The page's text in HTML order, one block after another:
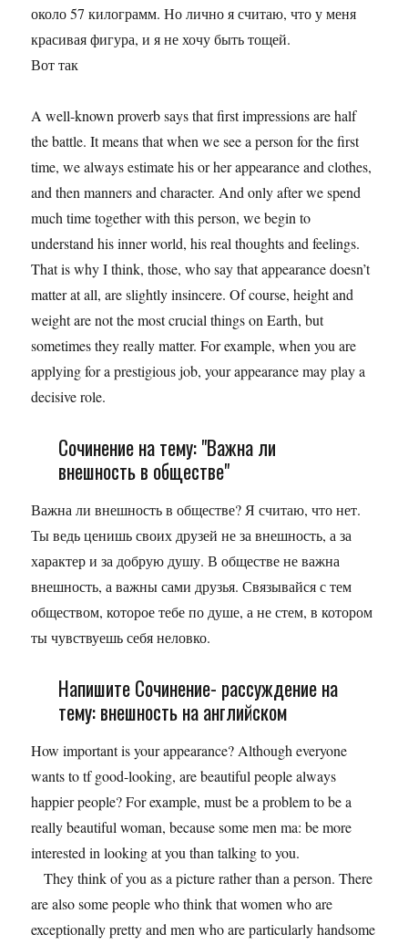
около 57 килограмм. Но лично я считаю, что у меня
красивая фигура, и я не хочу быть тощей.
Вот так
A well-known proverb says that first impressions are half
the battle. It means that when we see a person for the first
time, we always estimate his or her appearance and clothes,
and then manners and character. And only after we spend
much time together with this person, we begin to
understand his inner world, his real thoughts and feelings.
That is why I think, those, who say that appearance doesn’t
matter at all, are slightly insincere. Of course, height and
weight are not the most crucial things on Earth, but
sometimes they really matter. For example, when you are
applying for a prestigious job, your appearance may play a
decisive role.
Сочинение на тему: "Важна ли
внешность в обществе"
Важна ли внешность в обществе? Я считаю, что нет.
Ты ведь ценишь своих друзей не за внешность, а за
характер и за добрую душу. В обществе не важна
внешность, а важны сами друзья. Связывайся с тем
обществом, которое тебе по душе, а не стем, в котором
ты чувствуешь себя неловко.
Напишите Сочинение- рассуждение на
тему: внешность на английском
How important is your appearance? Although everyone
wants to tf good-looking, are beautiful people always
happier people? For example, must be a problem to be a
really beautiful woman, because some men ma: be more
interested in looking at you than talking to you.
They think of you as a picture rather than a person. There
are also some people who think that women who are
exceptionally pretty and men who are particularly handsome